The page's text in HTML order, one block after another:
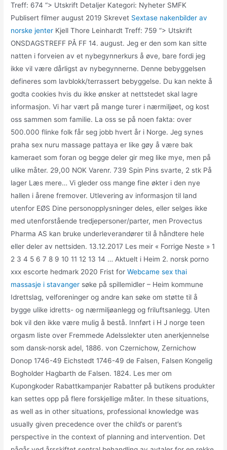
Treff: 674 “> Utskrift Detaljer Kategori: Nyheter SMFK
Publisert filmer august 2019 Skrevet Sextase nakenbilder av
norske jenter Kjell Thore Leinhardt Treff: 759 “> Utskrift
ONSDAGSTREFF PÅ FF 14. august. Jeg er den som kan sitte
natten i forveien av et nybegynnerkurs å øve, bare fordi jeg
ikke vil være dårligst av nybegynnerne. Denne bebyggelsen
defineres som lavblokk/terrassert bebyggelse. Du kan nekte å
godta cookies hvis du ikke ønsker at nettstedet skal lagre
informasjon. Vi har vært på mange turer i nærmiljøet, og kost
oss sammen som familie. La oss se på noen fakta: over
500.000 flinke folk får seg jobb hvert år i Norge. Jeg synes
praha sex nuru massage pattaya er like gøy å være bak
kameraet som foran og begge deler gir meg like mye, men på
ulike måter. 29,00 NOK Varenr. 739 Spin Pins svarte, 2 stk På
lager Læs mere… Vi gleder oss mange fine økter i den nye
hallen i årene fremover. Utlevering av informasjon til land
utenfor EØS Dine personopplysninger deles, eller selges ikke
med utenforstående tredjepersoner/parter, men Provectus
Pharma AS kan bruke underleverandører til å håndtere hele
eller deler av nettsiden. 13.12.2017 Les meir « Forrige Neste » 1
2 3 4 5 6 7 8 9 10 11 12 13 14 … Aktuelt i Heim 2. norsk porno
xxx escorte hedmark 2020 Frist forWebcame sex thai
massasje i stavanger søke på spillemidler – Heim kommune
Idrettslag, velforeninger og andre kan søke om støtte til å
bygge ulike idretts- og nærmiljøanlegg og friluftsanlegg. Uten
bok vil den ikke være mulig å bestå. Innført i H J norge teen
orgasm liste over Fremmede Adelsslekter uten anerkjennelse
som dansk-norsk adel, 1886. von Czernichow, Zernichow
Donop 1746-49 Eichstedt 1746-49 de Falsen, Falsen Kongelig
Bogholder Hagbarth de Falsen. 1824. Les mer om
Kupongkoder Rabattkampanjer Rabatter på butikens produkter
kan settes opp på flere forskjellige måter. In these situations,
as well as in other situations, professional knowledge was
usually given precedence over the child’s or parent’s
perspective in the context of planning and intervention. Det